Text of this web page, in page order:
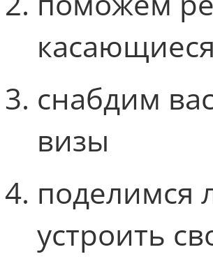
снабдим
визы
поделимся
устроить